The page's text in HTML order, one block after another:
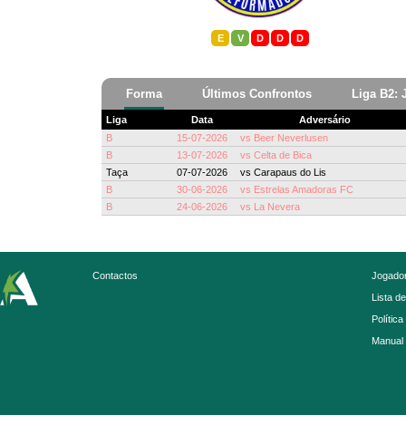
E V D D D
Forma Últimos Confrontos Liga B2:
Liga Data
Adversário
B
15-07-2026 vs Beer Neverlusen
B
13-07-2026 vs Celta de Bica
Taça
07-07-2026 vs Carapaus do Lis
B
30-06-2026 vs Estrelas Amadoras FC
B
24-06-2026 vs La Nevera
Contactos
Lista
Política